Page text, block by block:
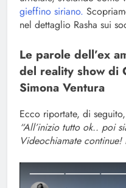
gieffino siriano.
nel dettaglio Rasha sui
Le parole dell’ex
del reality show di
Simona Ventura
Ecco riportate, di
“All’inizio tutto ok.. poi
Videochiamate